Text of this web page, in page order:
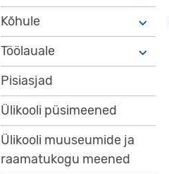
Kõhule
Töölauale
Pisiasjad
Ülikooli püsimeened
Ülikooli muuseumide ja
raamatukogu meened